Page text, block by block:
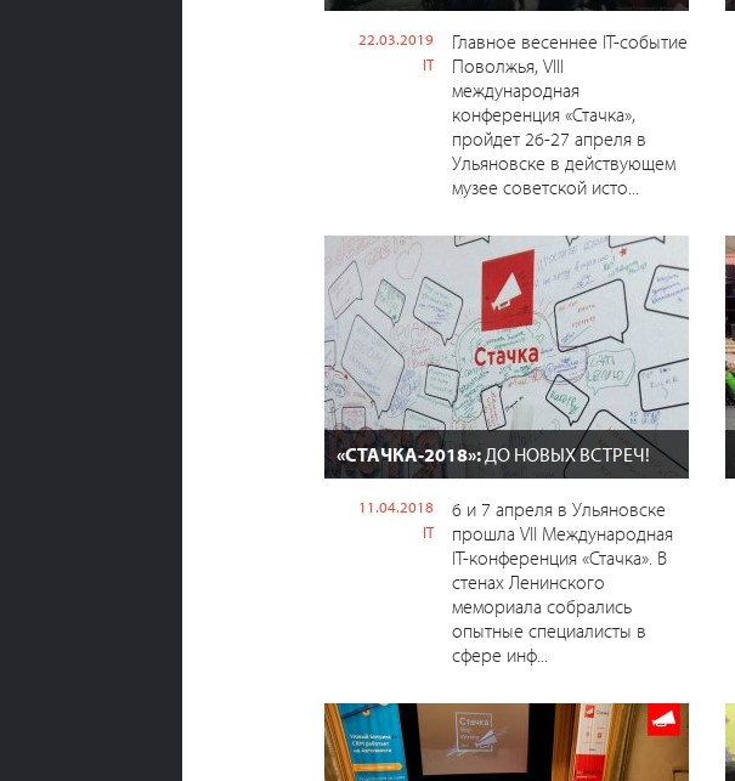
22.03.2019
IT
Главное весеннее IT-событие
Поволжья, VIII
международная
конференция «Стачка»,
пройдет 26-27 апреля в
Ульяновске в действующем
музее советской исто...
«СТАЧКА-2018»: ДО НОВЫХ ВСТРЕЧ!
11.04.2018
IT
6 и 7 апреля в Ульяновске
прошла VII Международная
IT-конференция «Стачка». В
стенах Ленинского
мемориала собрались
опытные специалисты в
сфере инф...